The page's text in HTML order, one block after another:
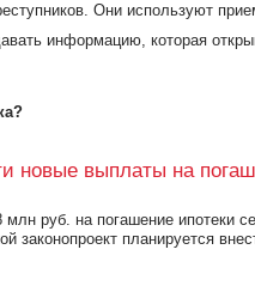
Они используют
информацию, которая
новые выплаты на
руб. на погашение ипотеки
законопроект планируется